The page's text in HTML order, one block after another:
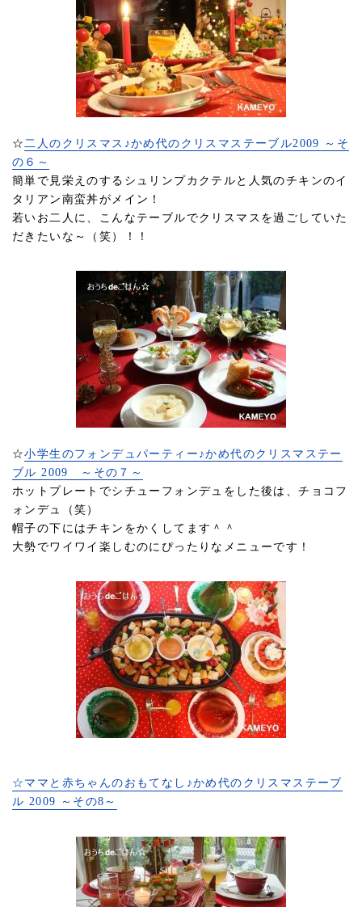
☆ 二人のクリスマス♪かめ代のクリスマステーブル2009 ～そ
の６～
簡単で見栄えのするシュリンプカクテルと人気のチキンのイ
タリアン南蛮丼がメイン！
若いお二人に、こんなテーブルでクリスマスを過ごしていた
だきたいな～（笑）！！
☆小学生のフォンデュパーティー♪かめ代のクリスマステー
ブル 2009 ～その７～
ホットプレートでシチューフォンデュをした後は、チョコフ
ォンデュ（笑）
帽子の下にはチキンをかくしてます＾＾
大勢でワイワイ楽しむのにぴったりなメニューです！
☆ママと赤ちゃんのおもてなし♪かめ代のクリスマステーブ
ル 2009 ～その8～